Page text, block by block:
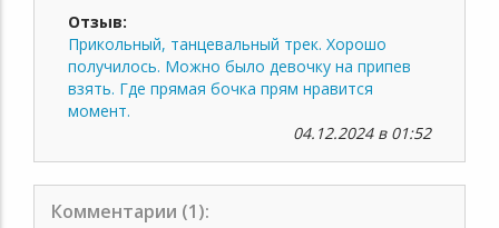
Отзыв:
Прикольный, танцевальный трек. Хорошо
получилось. Можно было девочку на припев
взять. Где прямая бочка прям нравится
момент.
04.12.2024 в 01:52
Комментарии (1):